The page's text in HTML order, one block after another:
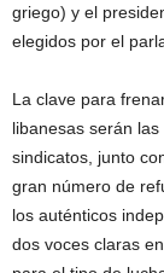
griego) y el
elegidos por el
La clave para
libanesas serán
sindicatos, junto
gran número de
los auténticos
dos voces claras